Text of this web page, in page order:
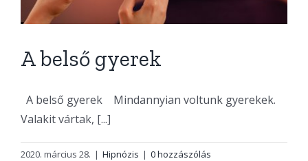
A belső gyerek
A belső gyerek Mindannyian voltunk gyerekek.
Valakit vártak, [...]
2020. március 28. | Hipnózis | 0 hozzászólás